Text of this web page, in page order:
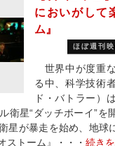
においがして
ム』
ほぼ週刊
世界中が度重
る中、科学技術
ド・バトラー）
衛星“ダッチボーイ”を
星が暴走を始め、地球
ストーム』・・・ 続き